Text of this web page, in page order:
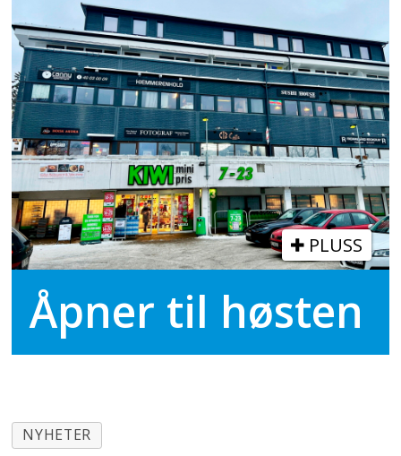
PLUSS
Åpner til høsten
NYHETER